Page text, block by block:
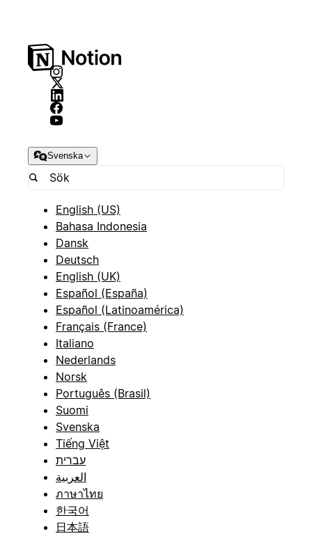
Svenska
English (US)
Bahasa Indonesia
Dansk
Deutsch
English (UK)
Español (España)
Español (Latinoamérica)
Français (France)
Italiano
Nederlands
Norsk
Português (Brasil)
Suomi
Svenska
Tiếng Việt
עברית
العربية
ภาษาไทย
한국어
日本語